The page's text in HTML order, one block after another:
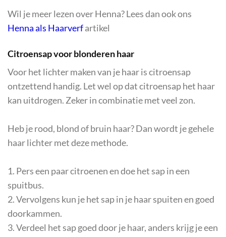
Wil je meer lezen over Henna? Lees dan ook ons
Henna als Haarverfartikel
Citroensap voor blonderen haar
Voor het lichter maken van je haar is citroensap
ontzettend handig. Let wel op dat citroensap het haar
kan uitdrogen. Zeker in combinatie met veel zon.
Heb je rood, blond of bruin haar? Dan wordt je gehele
haar lichter met deze methode.
1. Pers een paar citroenen en doe het sap in een
spuitbus.
2. Vervolgens kun je het sap in je haar spuiten en goed
doorkammen.
3. Verdeel het sap goed door je haar, anders krijg je een